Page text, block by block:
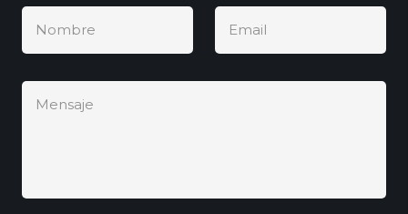
Nombre Email
Mensaje